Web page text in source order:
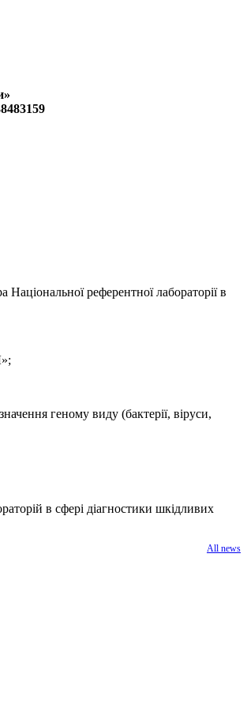
референтної лабораторії в
геному виду (бактерії, віруси,
в сфері діагностики шкідливих
All news